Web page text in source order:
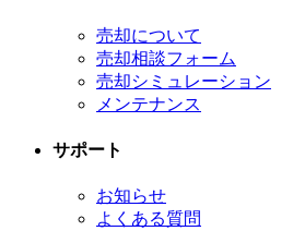
売却について
売却相談フォーム
売却シミュレーション
メンテナンス
サポート
お知らせ
よくある質問